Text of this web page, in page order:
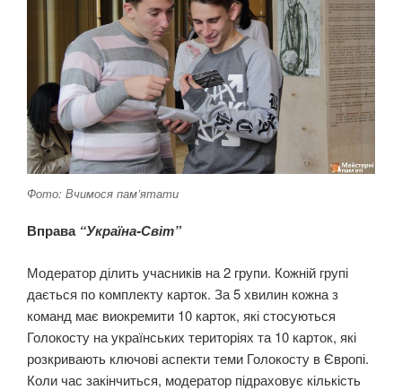
Фото: Вчимося пам’ятати
Вправа “Україна-Світ”
Модератор ділить учасників на 2 групи. Кожній групі
дається по комплекту карток. За 5 хвилин кожна з
команд має виокремити 10 карток, які стосуються
Голокосту на українських територіях та 10 карток, які
розкривають ключові аспекти теми Голокосту в Європі.
Коли час закінчиться, модератор підраховує кількість